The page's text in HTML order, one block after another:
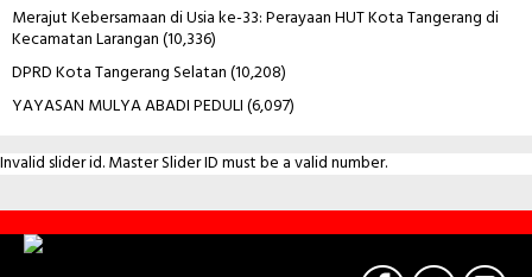
Merajut Kebersamaan di Usia ke-33: Perayaan HUT Kota Tangerang di
Kecamatan Larangan(10,336)
DPRD Kota Tangerang Selatan(10,208)
YAYASAN MULYA ABADI PEDULI(6,097)
Invalid slider id. Master Slider ID must be a valid number.
Contact
Us